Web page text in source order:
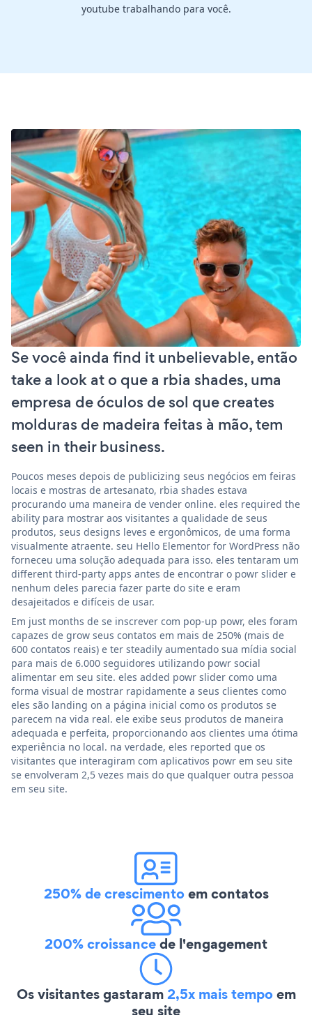
youtube trabalhando para você.
Se você ainda find it unbelievable, então
take a look at o que a rbia shades, uma
empresa de óculos de sol que creates
molduras de madeira feitas à mão, tem
seen in their business.
Poucos meses depois de publicizing seus negócios em feiras
locais e mostras de artesanato, rbia shades estava
procurando uma maneira de vender online. eles required the
ability para mostrar aos visitantes a qualidade de seus
produtos, seus designs leves e ergonômicos, de uma forma
visualmente atraente. seu Hello Elementor for WordPress não
forneceu uma solução adequada para isso. eles tentaram um
different third-party apps antes de encontrar o powr slider e
nenhum deles parecia fazer parte do site e eram
desajeitados e difíceis de usar.
Em just months de se inscrever com pop-up powr, eles foram
capazes de grow seus contatos em mais de 250% (mais de
600 contatos reais) e ter steadily aumentado sua mídia social
para mais de 6.000 seguidores utilizando powr social
alimentar em seu site. eles added powr slider como uma
forma visual de mostrar rapidamente a seus clientes como
eles são landing on a página inicial como os produtos se
parecem na vida real. ele exibe seus produtos de maneira
adequada e perfeita, proporcionando aos clientes uma ótima
experiência no local. na verdade, eles reported que os
visitantes que interagiram com aplicativos powr em seu site
se envolveram 2,5 vezes mais do que qualquer outra pessoa
em seu site.
250% de crescimentoem contatos
200% croissancede l'engagement
Os visitantes gastaram2,5x mais tempoem
seu site